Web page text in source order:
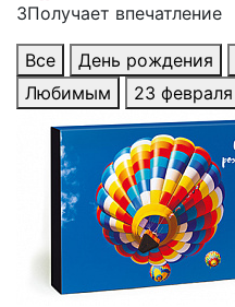
3Получает впечатление
Все День рождения
Любимым
23 февраля